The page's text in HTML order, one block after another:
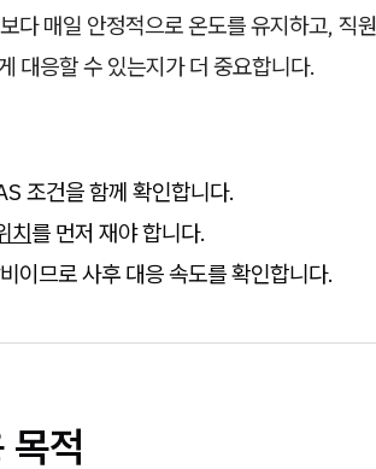
다 매일 안정적으로 온도를 유지하고, 직
대응할 수 있는지가 더 중요합니다.
조건을 함께 확인합니다.
치를 먼저 재야 합니다.
이므로 사후 대응 속도를 확인합니다.
목적